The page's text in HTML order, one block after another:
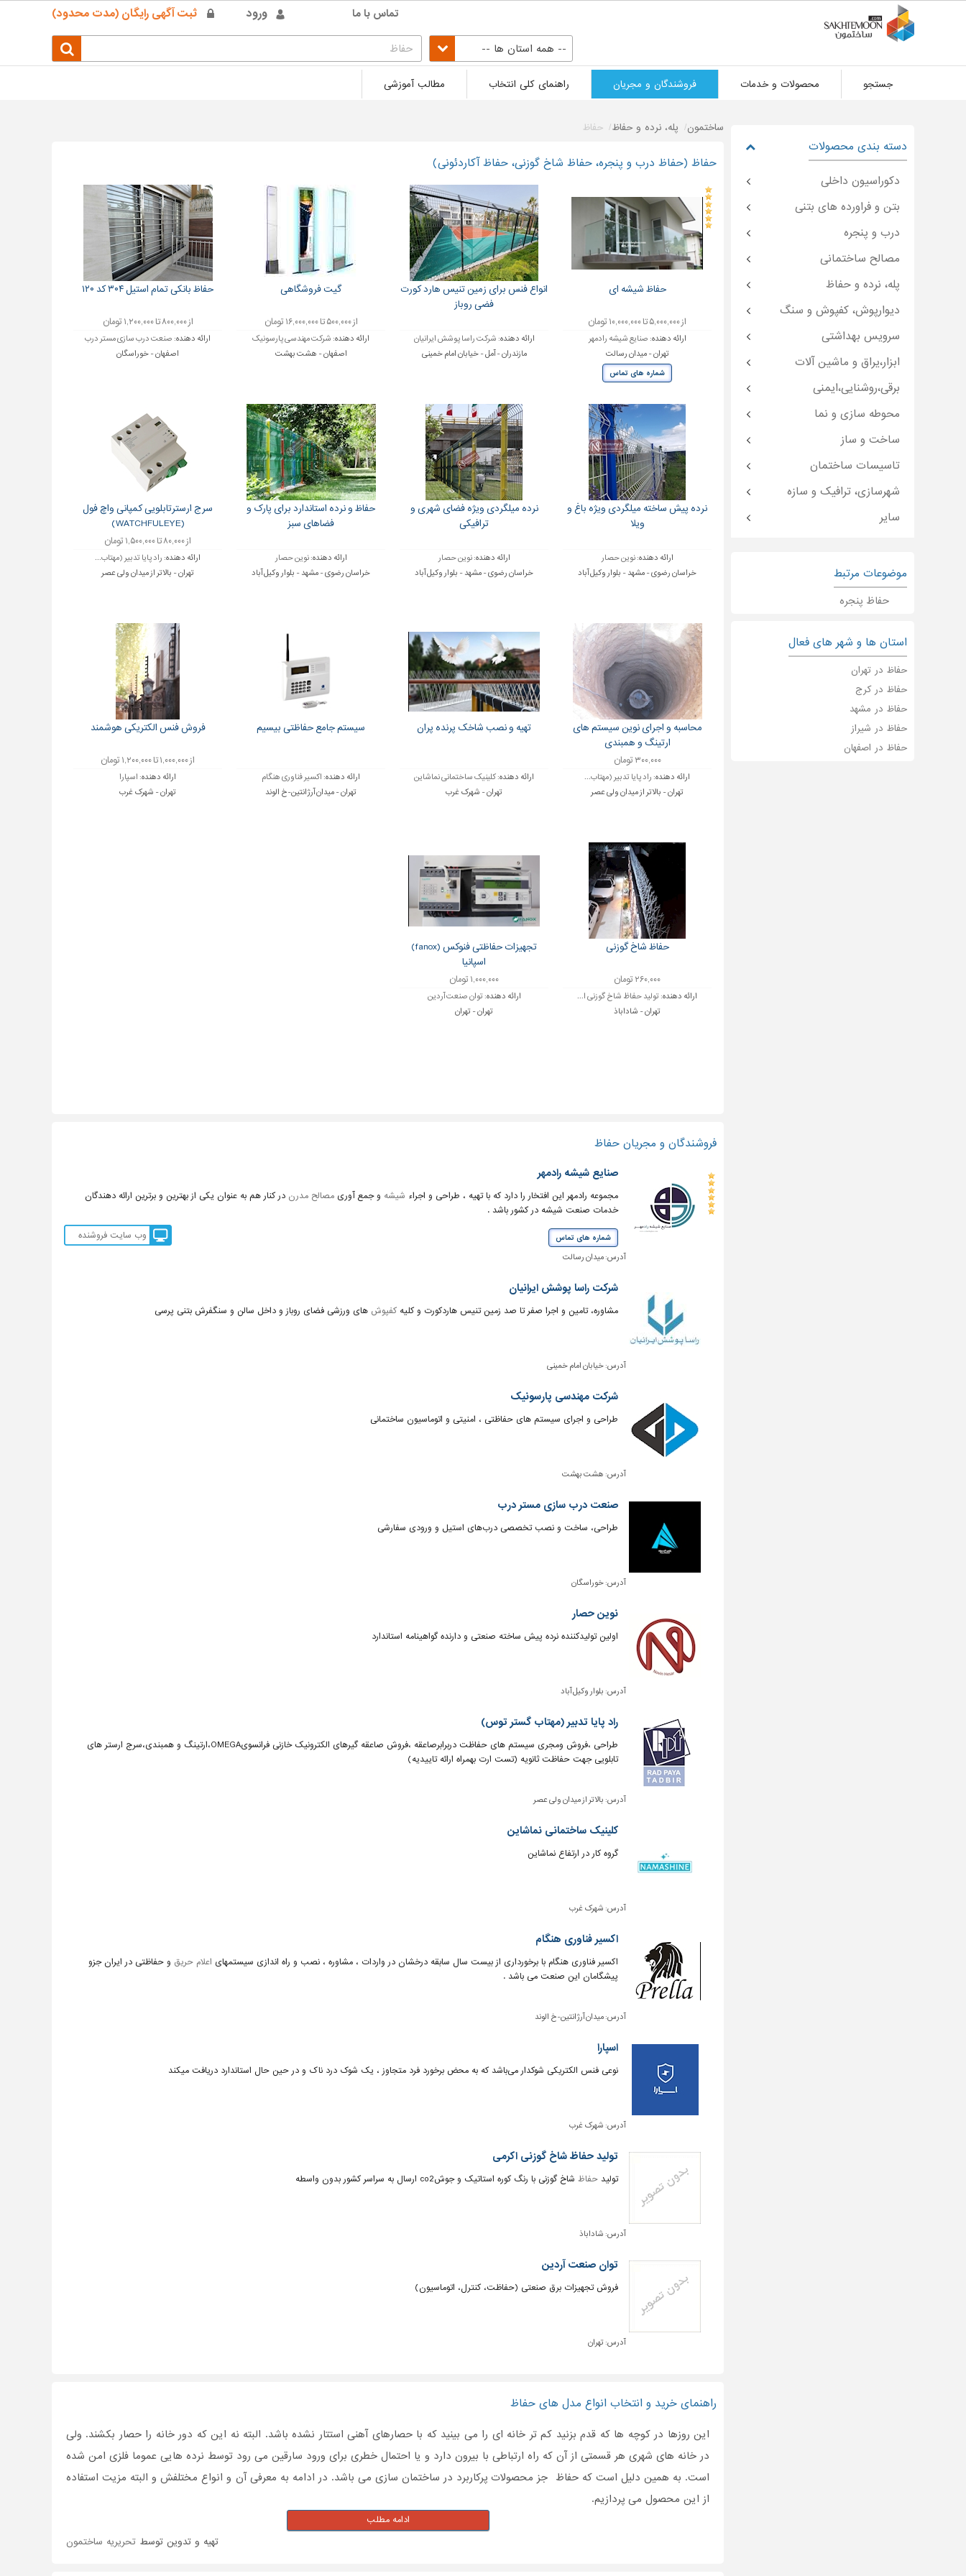
ورود ثبت آگهی رایگان (مدت محدود) تماس با ما
-- همه استان ها --
جستجو محصولات و خدمات فروشندگان و مجریان راهنمای کلی انتخاب مطالب آموزشی
ساختمون پله، نرده و حفاظ حفاظ
حفاظ (حفاظ درب و پنجره، حفاظ شاخ گوزنی، حفاظ آکاردئونی)
حفاظ شیشه ای
از ۵,۰۰۰,۰۰۰ تا ۱۰,۰۰۰,۰۰۰ تومان
ارائه دهنده: صنایع شیشه رادمهر
تهران - میدان رسالت
شماره های تماس
انواع فنس برای زمین تنیس هارد کورت
فضی روباز
ارائه دهنده: شرکت راسا پوشش ایرانیان
مازندران - آمل - خیابان امام خمینی
گیت فروشگاهی
از ۵۰۰,۰۰۰ تا ۱۶,۰۰۰,۰۰۰ تومان
ارائه دهنده: شرکت مهندسی پارسونیک
اصفهان - هشت بهشت
حفاظ بانکی تمام استیل ۳۰۴ کد ۱۲۰
از ۸۰۰,۰۰۰ تا ۱,۲۰۰,۰۰۰ تومان
ارائه دهنده: صنعت درب سازی مستر درب
اصفهان - خوراسگان
نرده پیش ساخته میلگردی ویژه باغ و
ویلا
ارائه دهنده:نوین حصار
خراسان رضوی - مشهد - بلوار وکیل آباد
نرده میلگردی ویژه فضای شهری و
ترافیکی
ارائه دهنده:نوین حصار
خراسان رضوی - مشهد - بلوار وکیل آباد
حفاظ و نرده استاندارد برای پارک و
فضاهای سبز
ارائه دهنده:نوین حصار
خراسان رضوی - مشهد - بلوار وکیل آباد
سرج ارسترتابلویی کمپانی واچ فول
(WATCHFULEYE)
از ۸۰,۰۰۰ تا ۱,۵۰۰,۰۰۰ تومان
ارائه دهنده: راد پایا تدبیر (مهتاب...
تهران - بالاتر از میدان ولی عصر
محاسبه و اجرای نوین سیستم های
ارتینگ و همبندی
۳۰۰,۰۰۰ تومان
ارائه دهنده: راد پایا تدبیر (مهتاب...
تهران - بالاتر از میدان ولی عصر
تهیه و نصب شاخک پرنده پران
ارائه دهنده:کلینیک ساختمانی نماشاین
تهران - شهرک غرب
سیستم جامع حفاظتی بیسیم
ارائه دهنده: اکسیر فناوری هنگام
تهران - میدان آرژانتین-خ الوند
فروش فنس الکتریکی هوشمند
از ۱,۰۰۰,۰۰۰ تا ۱,۲۰۰,۰۰۰ تومان
ارائه دهنده: اسپارا
تهران - شهرک غرب
حفاظ شاخ گوزنی
۲۶۰,۰۰۰ تومان
ارائه دهنده: تولید حفاظ شاخ گوزنی ا...
تهران - شاداباذ
تجهیزات حفاظتی فنوکس (fanox)
اسپانیا
۱,۰۰۰,۰۰۰ تومان
ارائه دهنده: توان صنعت آردین
تهران - تهران
فروشندگان و مجریان حفاظ
صنایع شیشه رادمهر
مجموعه رادمهر این افتخار را دارد که با تهیه ، طراحی و اجراء شیشه و جمع آوری مصالح مدرن در کنار هم به عنوان یکی از بهترین و برترین ارائه دهندگان
خدمات صنعت شیشه در کشور باشد .
شماره های تماس وب سایت فروشنده
آدرس:میدان رسالت
شرکت راسا پوشش ایرانیان
مشاوره، تامین و اجرا صفر تا صد زمین تنیس هاردکورت و کلیه کفپوش های ورزشی فضای روباز و داخل سالن و سنگفرش بتنی پرسی
آدرس:خیابان امام خمینی
شرکت مهندسی پارسونیک
طراحی و اجرای سیستم های حفاظتی ، امنیتی و اتوماسیون ساختمانی
آدرس: هشت بهشت
صنعت درب سازی مستر درب
طراحی، ساخت و نصب تخصصی درب‌های استیل و ورودی سفارشی
آدرس:خوراسگان
نوین حصار
اولین تولیدکننده نرده پیش ساخته صنعتی و دارنده گواهینامه استاندارد
آدرس: بلوار وکیل آباد
راد پایا تدبیر (مهتاب گستر توس)
طراحی ،فروش ومجری سیستم های حفاظت دربرابرصاعقه ،فروش صاعقه گیرهای الکترونیک خازنی فرانسویOMEGA،ارتینگ و همبندی،سرج ارستر های
تابلویی جهت حفاظت ثانویه (تست ارت بهمراه ارائه تاییدیه)
آدرس: بالاتر از میدان ولی عصر
کلینیک ساختمانی نماشاین
گروه کار در ارتفاع نماشاین
آدرس: شهرک غرب
اکسیر فناوری هنگام
اکسیر فناوری هنگام با برخورداری از بیست سال سابقه درخشان در واردات ، مشاوره ، نصب و راه اندازی سیستمهای اعلام حریق و حفاظتی در ایران جزو
پیشگامان این صنعت می باشد .
آدرس:میدان آرژانتین-خ الوند
اسپارا
نوعی فنس الکتریکی شوکدار می‌باشد که به محض برخورد فرد متجاوز ، یک شوک درد ناک و در حین حال استاندارد دریافت میکند
آدرس: شهرک غرب
تولید حفاظ شاخ گوزنی اکرمی
تولید حفاظ شاخ گوزنی با رنگ کوره استاتیک و جوشco2 ارسال به سراسر کشور بدون واسطه
آدرس: شاداباذ
توان صنعت آردین
فروش تجهیزات برق صنعتی (حفاظت، کنترل، اتوماسیون)
آدرس: تهران
راهنمای خرید و انتخاب انواع مدل های حفاظ
این روزها در کوچه ها که قدم بزنید کم تر خانه ای را می بینید که با حصارهای آهنی استتار نشده باشد. البته نه این که دور خانه را حصار بکشند. ولی
در خانه های شهری هر قسمتی از آن که راه ارتباطی با بیرون دارد و یا احتمال خطری برای ورود سارقین می رود توسط نرده هایی عموما فلزی امن شده
است. به همین دلیل است که حفاظ جز محصولات پرکاربرد در ساختمان سازی می باشد. در ادامه به معرفی آن و انواع مختلفش و البته مزیت استفاده
از این محصول می پردازیم.
ادامه مطلب
تهیه و تدوین توسط تحریریه ساختمون
دسته بندی محصولات
دکوراسیون داخلی
بتن و فراورده های بتنی
درب و پنجره
مصالح ساختمانی
پله، نرده و حفاظ
دیوارپوش، کفپوش و سنگ
سرویس بهداشتی
ابزار،یراق و ماشین آلات
برقی،روشنایی،ایمنی
محوطه سازی و نما
ساخت و ساز
تاسیسات ساختمان
شهرسازی، ترافیک و سازه
سایر
موضوعات مرتبط
حفاظ پنجره
استان ها و شهر های فعال
حفاظ در تهران
حفاظ در کرج
حفاظ در مشهد
حفاظ در شیراز
حفاظ در اصفهان